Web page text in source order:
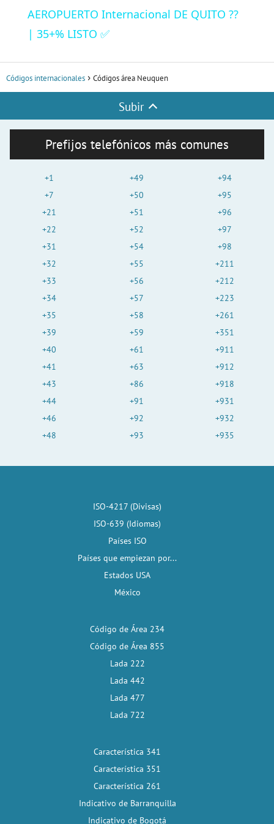
a
V
i
d
e
o
AEROPUERTO Internacional DE QUITO ??
| 35+% LISTO ✅
Códigos internacionales Códigos área Neuquen
Subir
Prefijos telefónicos más comunes
+1
+7
+21
+22
+31
+32
+33
+34
+35
+39
+40
+41
+43
+44
+46
+48
+49
+50
+51
+52
+54
+55
+56
+57
+58
+59
+61
+63
+86
+91
+92
+93
+94
+95
+96
+97
+98
+211
+212
+223
+261
+351
+911
+912
+918
+931
+932
+935
ISO-4217 (Divisas)
ISO-639 (Idiomas)
Países ISO
Países que empiezan por...
Estados USA
México
Código de Área 234
Código de Área 855
Lada 222
Lada 442
Lada 477
Lada 722
Característica 341
Característica 351
Característica 261
Indicativo de Barranquilla
Indicativo de Bogotá